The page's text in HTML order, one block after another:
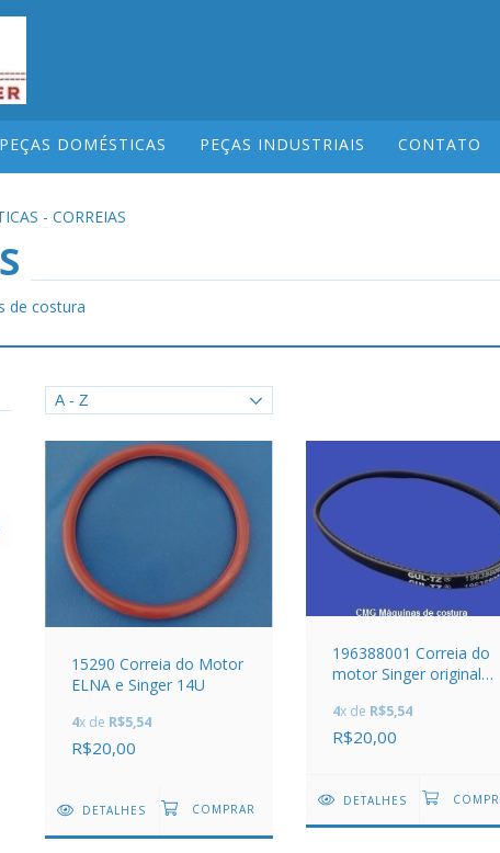
PEÇAS DOMÉSTICAS PEÇAS INDUSTRIAIS CONTATO
- CORREIAS
de costura
15290 Correia do Motor
ELNA e Singer 14U
4x de R$5,54
R$20,00
DETALHES
196388001 Correia do
motor Singer original
4x de R$5,54
R$20,00
DETALHES